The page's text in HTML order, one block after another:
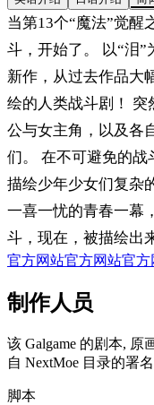
当第13个“魔法”觉
斗，开始了。 以“泪”
新作，从过去作品大
绘的人类战斗剧！ 突
公与女主角，以及各
们。 在不可避免的战
描绘少年少女们复杂
一喜一忧的青春一幕
斗，现在，被描绘
官方网站官方网站官方
制作人员
该 Galgame 的剧本,
自 NextMoe 目录的署
脚本